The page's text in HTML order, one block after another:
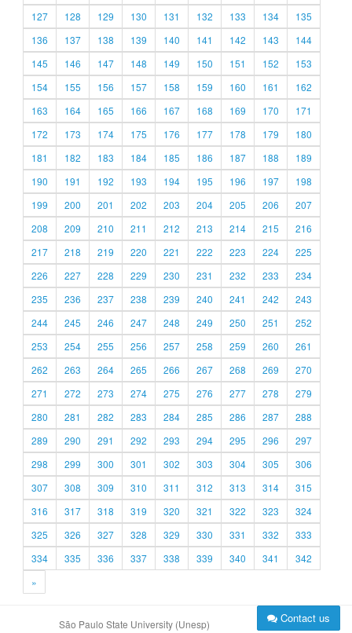
127
128 129 130 131 132 133 134
135
136
137 138 139 140 141 142 143
144
145
146 147 148 149 150 151 152
153
154
155 156 157 158 159 160 161
162
163
164 165 166 167 168 169 170
171
172
173 174 175 176 177 178 179
180
181
182 183 184 185 186 187 188
189
190
191 192 193 194 195 196 197
198
199
200 201 202 203 204 205 206
207
208
209 210 211 212 213 214 215
216
217
218 219 220 221 222 223 224
225
226
227 228 229 230 231 232 233
234
235
236 237 238 239 240 241 242
243
244
245 246 247 248 249 250 251
252
253
254 255 256 257 258 259 260
261
262
263 264 265 266 267 268 269
270
271
272 273 274 275 276 277 278
279
280
281 282 283 284 285 286 287
288
289
290 291 292 293 294 295 296
297
298
299 300 301 302 303 304 305
306
307
308 309 310 311 312 313 314
315
316
317 318 319 320 321 322 323
324
325
326 327 328 329 330 331 332
333
334
335 336 337 338 339 340 341
342
»
São Paulo State University (Unesp) Contact us